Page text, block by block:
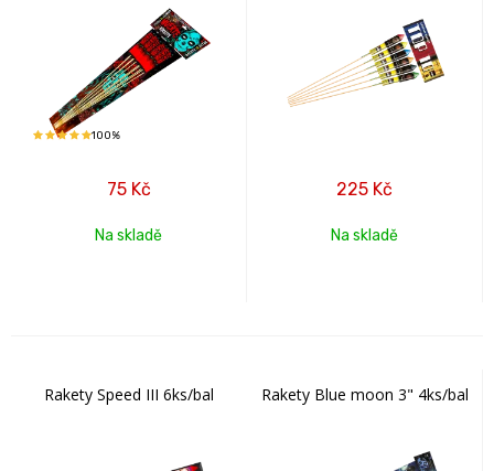
100%
75 Kč
Na skladě
225 Kč
Na skladě
Rakety Speed III 6ks/bal Rakety Blue moon 3" 4ks/bal